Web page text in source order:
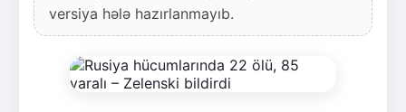
versiya hələ hazırlanmayıb.